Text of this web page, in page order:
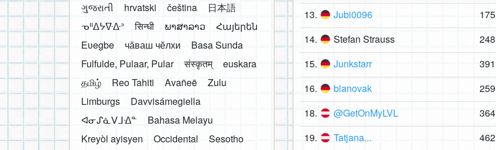
13. Jubi0096 175
14. Stefan Strauss 248
15. Junkstarr 391
16. blanovak 259
18. @GetOnMyLVL 364
19. Tatjana... 462
ગુજરાતી
hrvatski čeština
日本語
ᓀᐦᐃᔭᐍᐏᐣ
सिन्धी ພາສາລາວ
Հայերեն
Eʋegbe
чӑваш чӗлхи
Basa Sunda
Fulfulde, Pulaar, Pular
संस्कृतम्
euskara
தமிழ்
Reo Tahiti Avañeẽ
Zulu
Limburgs
Davvisámegiella
ᐊᓂᔑᓈᐯᒧᐎᓐ
Bahasa Melayu
Kreyòl ayisyen
Occidental
Sesotho